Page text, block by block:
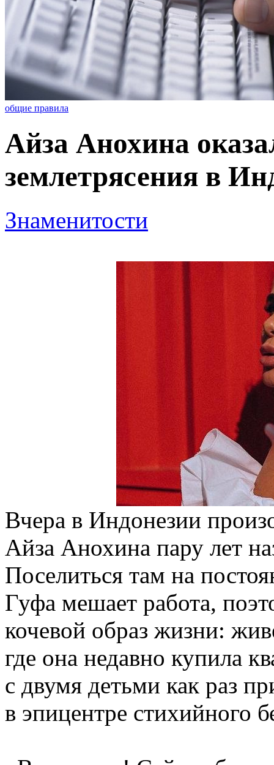
общие правила
Айза Анохина
землетрясения в
Знаменитости
Вчера в Индонезии
Айза Анохина пару лет
Поселиться там на
Гуфа мешает работа,
кочевой образ жизни:
где она недавно купила
с двумя детьми как раз
в эпицентре стихийного